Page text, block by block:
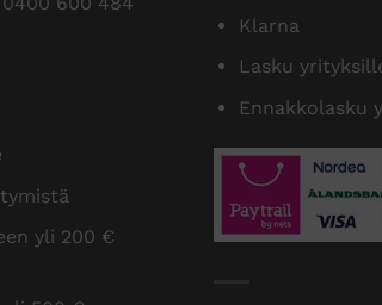
0400 600 484
Maksutavat
Paytrail
Klarna